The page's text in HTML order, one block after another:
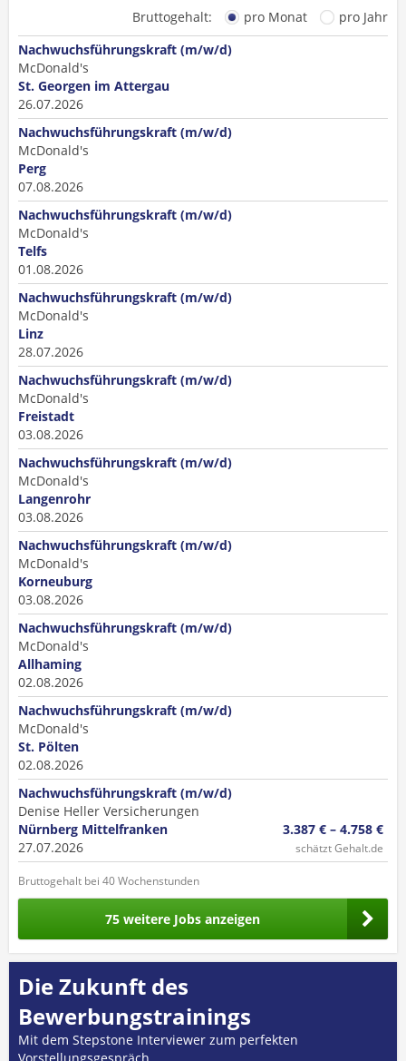
Bruttogehalt: pro Monat
pro Jahr
Nachwuchsführungskraft (m/w/d)
McDonald's
St. Georgen im Attergau
26.07.2026
Nachwuchsführungskraft (m/w/d)
McDonald's
Perg
07.08.2026
Nachwuchsführungskraft (m/w/d)
McDonald's
Telfs
01.08.2026
Nachwuchsführungskraft (m/w/d)
McDonald's
Linz
28.07.2026
Nachwuchsführungskraft (m/w/d)
McDonald's
Freistadt
03.08.2026
Nachwuchsführungskraft (m/w/d)
McDonald's
Langenrohr
03.08.2026
Nachwuchsführungskraft (m/w/d)
McDonald's
Korneuburg
03.08.2026
Nachwuchsführungskraft (m/w/d)
McDonald's
Allhaming
02.08.2026
Nachwuchsführungskraft (m/w/d)
McDonald's
St. Pölten
02.08.2026
Nachwuchsführungskraft (m/w/d)
Denise Heller Versicherungen
Nürnberg Mittelfranken
27.07.2026
3.387 € – 4.758 €
schätzt Gehalt.de
Bruttogehalt bei 40 Wochenstunden
75 weitere Jobs anzeigen
Die Zukunft des
Bewerbungstrainings
Mit dem Stepstone Interviewer zum perfekten